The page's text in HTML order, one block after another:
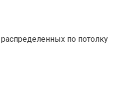
по потолку